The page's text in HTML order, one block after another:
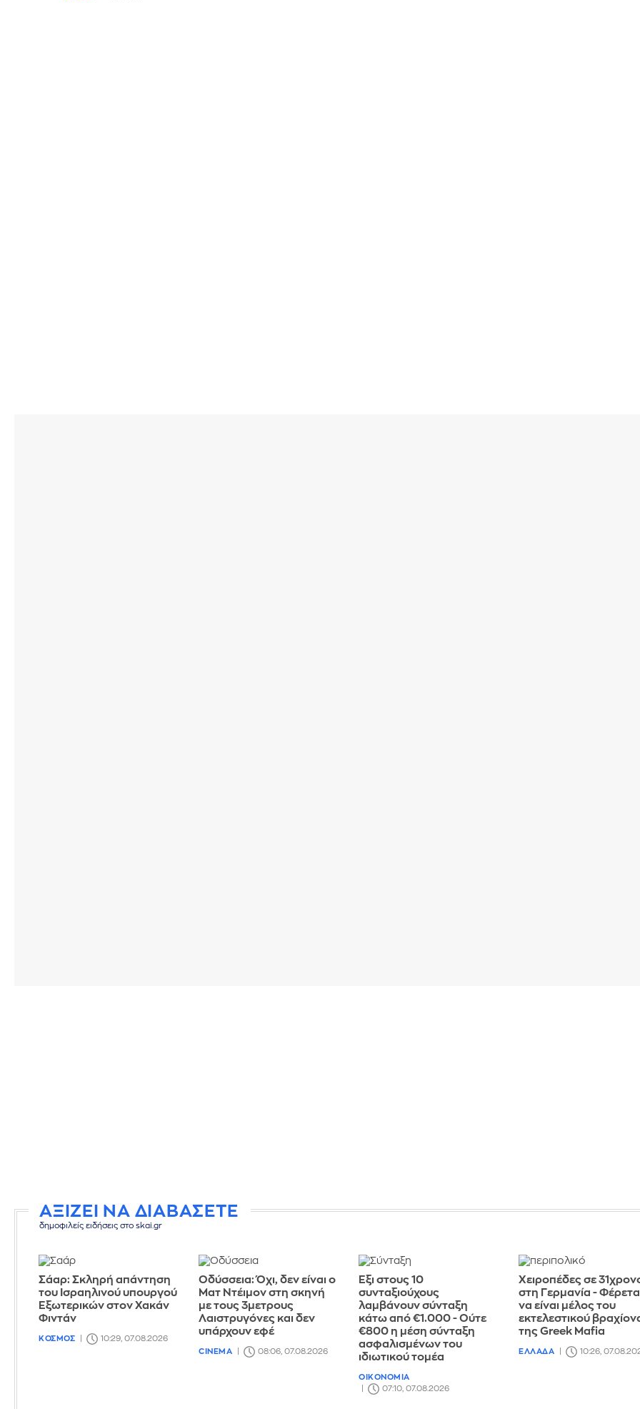
ΑΞΙΖΕΙ ΝΑ ΔΙΑΒΑΣΕΤΕ
δημοφιλείς ειδήσεις στο skai.gr
Σάαρ: Σκληρή απάντηση
του Ισραηλινού υπουργού
Εξωτερικών στον Χακάν
Φιντάν
ΚΟΣΜΟΣ 10:29, 07.08.2026
Οδύσσεια: Όχι, δεν είναι ο
Ματ Ντέιμον στη σκηνή
με τους 3μετρους
Λαιστρυγόνες και δεν
υπάρχουν εφέ
CINEMA 08:06, 07.08.2026
Έξι στους 10
συνταξιούχους
λαμβάνουν σύνταξη
κάτω από €1.000 - Ούτε
€800 η μέση σύνταξη
ασφαλισμένων του
ιδιωτικού τομέα
ΟΙΚΟΝΟΜΙΑ
07:10, 07.08.2026
Χειροπέδες σε
στη Γερμανία -
να είναι μέλος του
εκτελεστικού
της Greek Mafia
ΕΛΛΑΔΑ 10:26,